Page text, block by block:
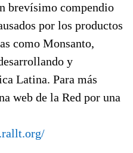
brevísimo compendio
por los productos
como Monsanto,
y
Latina. Para más
web de la Red por una